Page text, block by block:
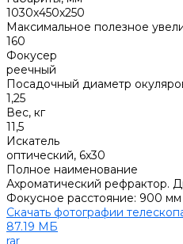
1030х450х250
Максимальное полезное
160
Фокусер
реечный
Посадочный диаметр
1,25
Вес, кг
11,5
Искатель
оптический, 6x30
Полное наименование
Ахроматический рефрактор.
Фокусное расстояние: 900 мм
Скачать фотографии
87.19 МБ
rar